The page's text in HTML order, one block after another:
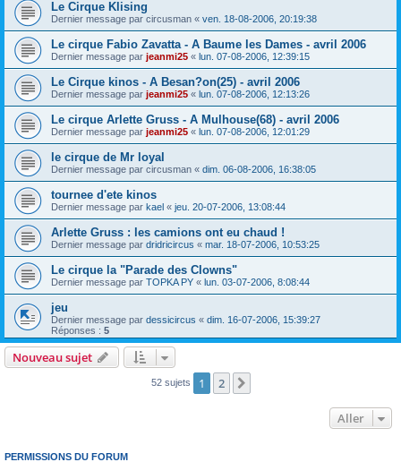
Le Cirque Klising
Dernier message par circusman « ven. 18-08-2006, 20:19:38
Le cirque Fabio Zavatta - A Baume les Dames - avril 2006
Dernier message par jeanmi25 « lun. 07-08-2006, 12:39:15
Le Cirque kinos - A Besan?on(25) - avril 2006
Dernier message par jeanmi25 « lun. 07-08-2006, 12:13:26
Le cirque Arlette Gruss - A Mulhouse(68) - avril 2006
Dernier message par jeanmi25 « lun. 07-08-2006, 12:01:29
le cirque de Mr loyal
Dernier message par circusman « dim. 06-08-2006, 16:38:05
tournee d'ete kinos
Dernier message par kael « jeu. 20-07-2006, 13:08:44
Arlette Gruss : les camions ont eu chaud !
Dernier message par dridricircus « mar. 18-07-2006, 10:53:25
Le cirque la "Parade des Clowns"
Dernier message par TOPKA PY « lun. 03-07-2006, 8:08:44
jeu
Dernier message par dessicircus « dim. 16-07-2006, 15:39:27
Réponses : 5
Nouveau sujet
52 sujets 1 2
Aller
PERMISSIONS DU FORUM